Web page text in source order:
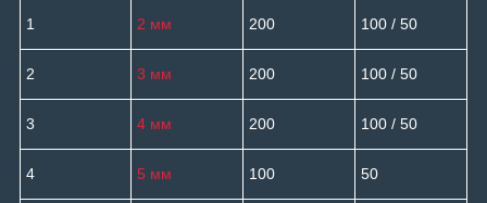
1 2 мм 200 100 / 50
2 3 мм 200 100 / 50
3 4 мм 200 100 / 50
4 5 мм 100 50